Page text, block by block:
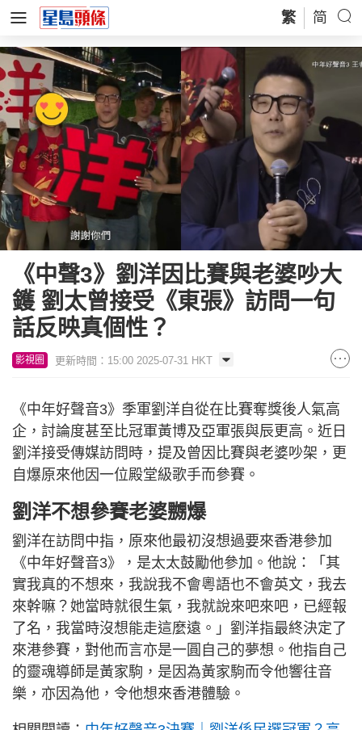
繁 简
《中聲3》劉洋因比賽與老婆吵大
鑊 劉太曾接受《東張》訪問一句
話反映真個性？
影視圈 更新時間：15:00 2025-07-31 HKT
《中年好聲音3》季軍劉洋自從在比賽奪獎後人氣高
企，討論度甚至比冠軍黃博及亞軍張與辰更高。近日
劉洋接受傳媒訪問時，提及曾因比賽與老婆吵架，更
自爆原來他因一位殿堂級歌手而參賽。
劉洋不想參賽老婆嬲爆
劉洋在訪問中指，原來他最初沒想過要來香港參加
《中年好聲音3》，是太太鼓勵他參加。他說：「其
實我真的不想來，我說我不會粵語也不會英文，我去
來幹嘛？她當時就很生氣，我就說來吧來吧，已經報
了名，我當時沒想能走這麼遠。」劉洋指最終決定了
來港參賽，對他而言亦是一圓自己的夢想。他指自己
的靈魂導師是黃家駒，是因為黃家駒而令他響往音
樂，亦因為他，令他想來香港體驗。